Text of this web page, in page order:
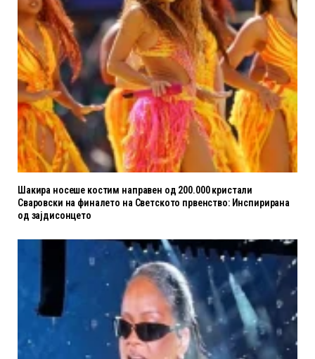
Шакира носеше костим направен од 200.000 кристали
Сваровски на финалето на Светското првенство: Инспирирана
од зајдисонцето